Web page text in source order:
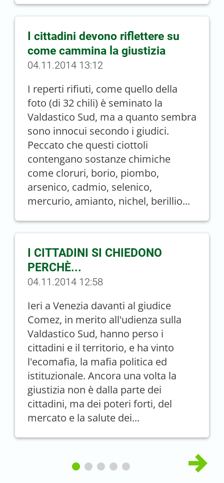
I cittadini devono riflettere su
come cammina la giustizia
04.11.2014 13:12
I reperti rifiuti, come quello della
foto (di 32 chili) è seminato la
Valdastico Sud, ma a quanto sembra
sono innocui secondo i giudici.
Peccato che questi ciottoli
contengano sostanze chimiche
come cloruri, borio, piombo,
arsenico, cadmio, selenico,
mercurio, amianto, nichel, berillio...
I CITTADINI SI CHIEDONO
PERCHÈ...
04.11.2014 12:58
Ieri a Venezia davanti al giudice
Comez, in merito all'udienza sulla
Valdastico Sud, hanno perso i
cittadini e il territorio, e ha vinto
l'ecomafia, la mafia politica ed
istituzionale. Ancora una volta la
giustizia non è dalla parte dei
cittadini, ma dei poteri forti, del
mercato e la salute dei...